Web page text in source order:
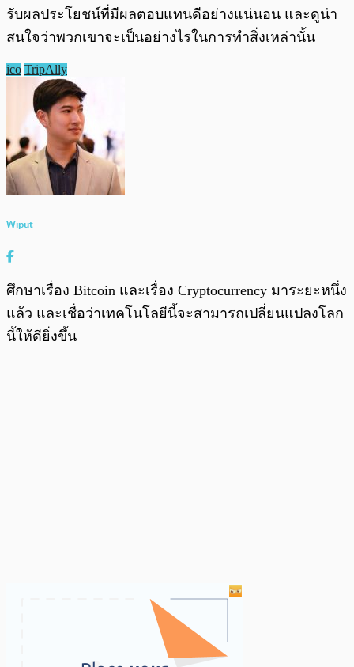
รับผลประโยชน์ที่มีผลตอบแทนดีอย่างแน่นอน และดูน่า
สนใจว่าพวกเขาจะเป็นอย่างไรในการทำสิ่งเหล่านั้น
ico TripAlly
Wiput
ศึกษาเรื่อง Bitcoin และเรื่อง Cryptocurrency มาระยะหนึ่ง
แล้ว และเชื่อว่าเทคโนโลยีนี้จะสามารถเปลี่ยนแปลงโลก
นี้ให้ดียิ่งขึ้น